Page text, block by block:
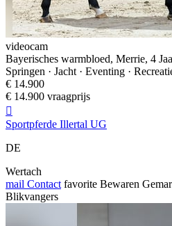
videocam
Bayerisches warmbloed, Merrie, 4
Springen · Jacht · Eventing ·
€ 14.900
€ 14.900 vraagprijs

Sportpferde Illertal UG
DE
Wertach
mail Contact favorite Bewaren
Blikvangers